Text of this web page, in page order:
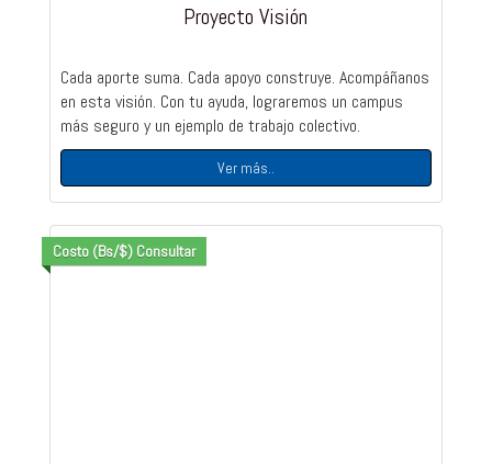
Proyecto Visión
Cada aporte suma. Cada apoyo construye. Acompáñanos
en esta visión. Con tu ayuda, lograremos un campus
más seguro y un ejemplo de trabajo colectivo.
Ver más..
Costo (Bs/$) Consultar